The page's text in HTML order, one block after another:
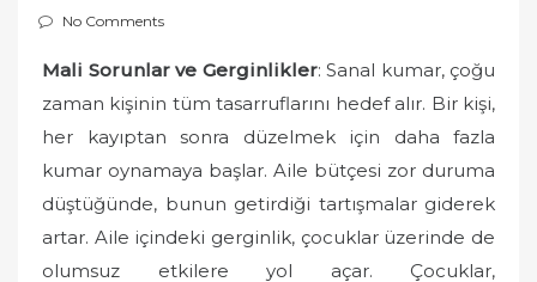
o
t
e
d
No Comments
Mali Sorunlar ve Gerginlikler: Sanal kumar, çoğu
zaman kişinin tüm tasarruflarını hedef alır. Bir kişi,
her kayıptan sonra düzelmek için daha fazla
kumar oynamaya başlar. Aile bütçesi zor duruma
düştüğünde, bunun getirdiği tartışmalar giderek
artar. Aile içindeki gerginlik, çocuklar üzerinde de
olumsuz etkilere yol açar. Çocuklar,